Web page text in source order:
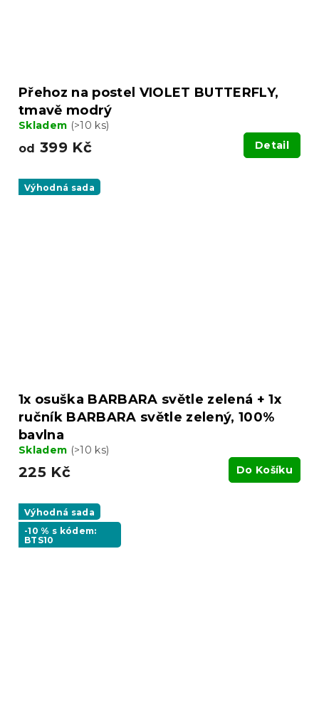
Přehoz na postel VIOLET BUTTERFLY,
tmavě modrý
Skladem (>10 ks)
od 399 Kč Detail
Výhodná sada
1x osuška BARBARA světle zelená + 1x
ručník BARBARA světle zelený, 100%
bavlna
Skladem (>10 ks)
225 Kč Do Košíku
Výhodná sada
-10 % s kódem:
BTS10